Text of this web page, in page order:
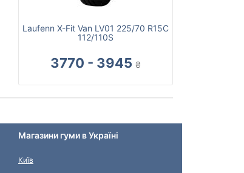
Laufenn X-Fit Van LV01 225/70 R15C
112/110S
3770 - 3945 ₴
Магазини гуми в Україні
Київ